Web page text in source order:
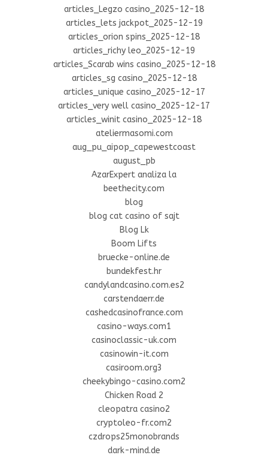
articles_Legzo casino_2025-12-18
articles_lets jackpot_2025-12-19
articles_orion spins_2025-12-18
articles_richy leo_2025-12-19
articles_Scarab wins casino_2025-12-18
articles_sg casino_2025-12-18
articles_unique casino_2025-12-17
articles_very well casino_2025-12-17
articles_winit casino_2025-12-18
ateliermasomi.com
aug_pu_aipop_capewestcoast
august_pb
AzarExpert analiza la
beethecity.com
blog
blog cat casino of sajt
Blog Lk
Boom Lifts
bruecke-online.de
bundekfest.hr
candylandcasino.com.es2
carstendaerr.de
cashedcasinofrance.com
casino-ways.com1
casinoclassic-uk.com
casinowin-it.com
casiroom.org3
cheekybingo-casino.com2
Chicken Road 2
cleopatra casino2
cryptoleo-fr.com2
czdrops25monobrands
dark-mind.de